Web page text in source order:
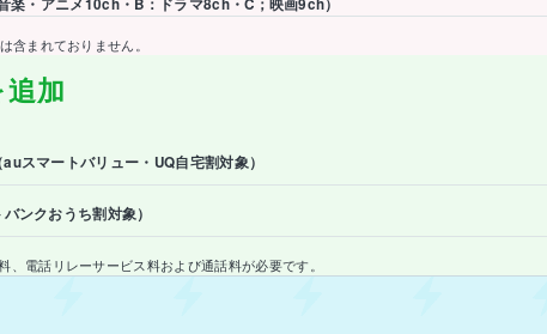
楽・アニメ10ch・B：ドラマ8ch・C；映画9ch）
含まれておりません。
加
auスマートバリュー・UQ自宅割対象）
バンクおうち割対象）
、電話リレーサービス料および通話料が必要です。